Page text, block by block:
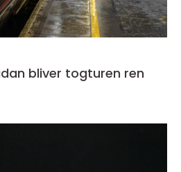
bliver togturen ren